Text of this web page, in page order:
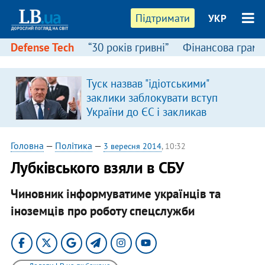
Підтримати УКР
Defense Tech “30 років гривні” Фінансова
Туск назвав "ідіотськими"
заклики заблокувати вступ
України до ЄС і закликав
припинити антиукраїнську
риторику
Головна — Політика — 3 вересня 2014, 10:32
Лубківського взяли в СБУ
Чиновник інформуватиме українців та
іноземців про роботу спецслужби